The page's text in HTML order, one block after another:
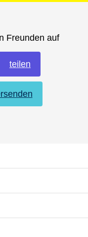
Freunden auf
teilen